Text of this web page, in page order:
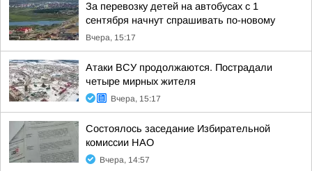
За перевозку детей на автобусах с 1
сентября начнут спрашивать по-новому
Вчера, 15:17
Атаки ВСУ продолжаются. Пострадали
четыре мирных жителя
Вчера, 15:17
Состоялось заседание Избирательной
комиссии НАО
Вчера, 14:57